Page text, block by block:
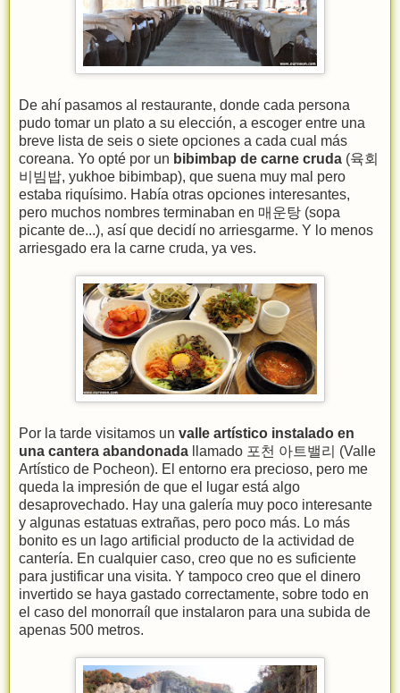
De ahí pasamos al restaurante, donde cada persona
pudo tomar un plato a su elección, a escoger entre una
breve lista de seis o siete opciones a cada cual más
coreana. Yo opté por un bibimbap de carne cruda (육회
비빔밥, yukhoe bibimbap), que suena muy mal pero
estaba riquísimo. Había otras opciones interesantes,
pero muchos nombres terminaban en 매운탕 (sopa
picante de...), así que decidí no arriesgarme. Y lo menos
arriesgado era la carne cruda, ya ves.
Por la tarde visitamos un valle artístico instalado en
una cantera abandonada llamado 포천 아트밸리 (Valle
Artístico de Pocheon). El entorno era precioso, pero me
queda la impresión de que el lugar está algo
desaprovechado. Hay una galería muy poco interesante
y algunas estatuas extrañas, pero poco más. Lo más
bonito es un lago artificial producto de la actividad de
cantería. En cualquier caso, creo que no es suficiente
para justificar una visita. Y tampoco creo que el dinero
invertido se haya gastado correctamente, sobre todo en
el caso del monorraíl que instalaron para una subida de
apenas 500 metros.